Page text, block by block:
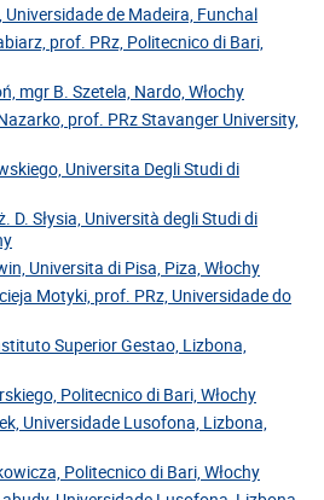
Universidade de Madeira, Funchal
prof. PRz, Politecnico di Bari,
mgr B. Szetela, Nardo, Włochy
prof. PRz Stavanger University,
Universita Degli Studi di
D. Słysia, Università degli Studi di
Universita di Pisa, Piza, Włochy
Motyki, prof. PRz, Universidade do
Superior Gestao, Lizbona,
Politecnico di Bari, Włochy
Universidade Lusofona, Lizbona,
Politecnico di Bari, Włochy